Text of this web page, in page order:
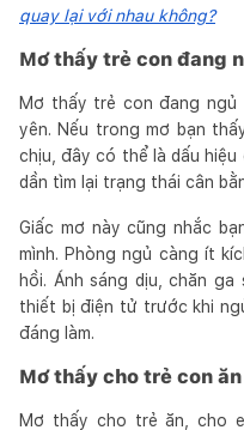
quay lại với nhau không?
Mơ thấy trẻ con đang
Mơ thấy trẻ con đang
yên. Nếu trong mơ bạn
chịu, đây có thể là dấu
dần tìm lại trạng thái cân
Giấc mơ này cũng nhắc
mình. Phòng ngủ càng ít
hồi. Ánh sáng dịu, chăn
thiết bị điện tử trước khi
đáng làm.
Mơ thấy cho trẻ con
Mơ thấy cho trẻ ăn, cho